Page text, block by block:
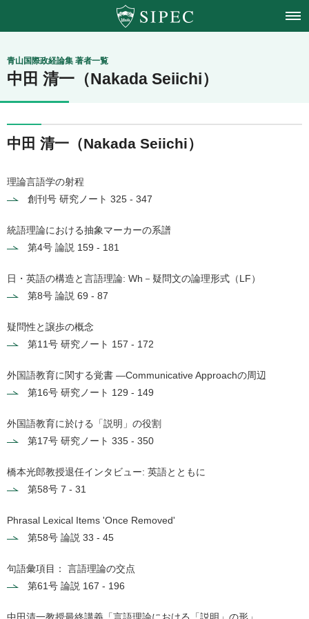
青山学院大学
国際政治経済学会
青山国際政経論集 著者一覧
中田 清一（Nakada Seiichi）
中田 清一（Nakada Seiichi）
理論言語学の射程
創刊号 研究ノート 325 - 347
統語理論における抽象マーカーの系譜
第4号 論説 159 - 181
日・英語の構造と言語理論: Wh－疑問文の論理形式（LF）
第8号 論説 69 - 87
疑問性と譲歩の概念
第11号 研究ノート 157 - 172
外国語教育に関する覚書 ―Communicative Approachの周辺
第16号 研究ノート 129 - 149
外国語教育に於ける「説明」の役割
第17号 研究ノート 335 - 350
橋本光郎教授退任インタビュー: 英語とともに
第58号 7 - 31
Phrasal Lexical Items 'Once Removed'
第58号 論説 33 - 45
句語彙項目： 言語理論の交点
第61号 論説 167 - 196